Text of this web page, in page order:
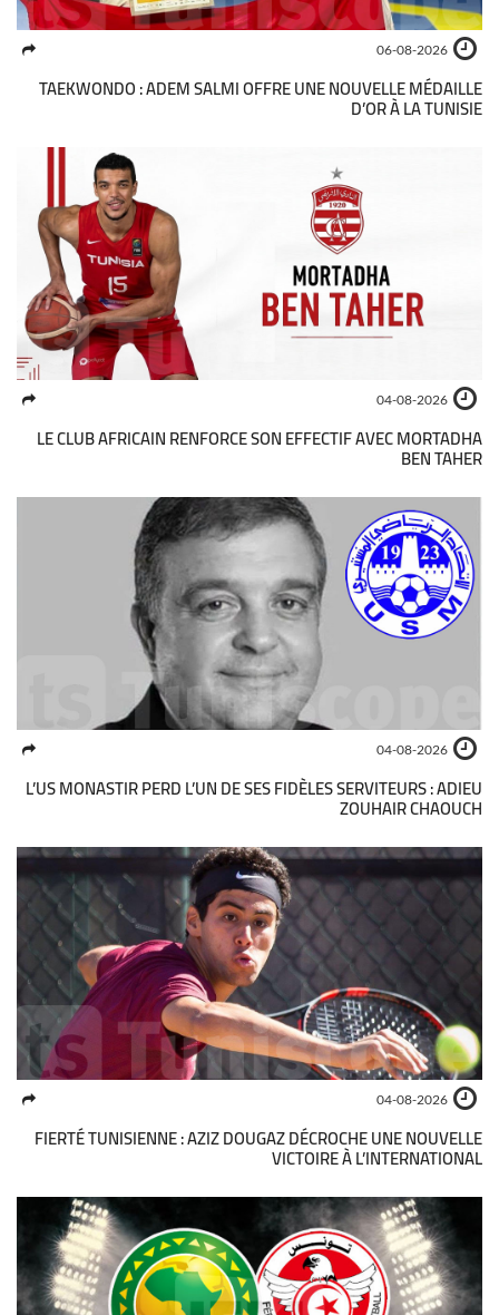
06-08-2026
TAEKWONDO : ADEM SALMI OFFRE UNE NOUVELLE MÉDAILLE
D’OR À LA TUNISIE
04-08-2026
LE CLUB AFRICAIN RENFORCE SON EFFECTIF AVEC MORTADHA
BEN TAHER
04-08-2026
L’US MONASTIR PERD L’UN DE SES FIDÈLES SERVITEURS : ADIEU
ZOUHAIR CHAOUCH
04-08-2026
FIERTÉ TUNISIENNE : AZIZ DOUGAZ DÉCROCHE UNE NOUVELLE
VICTOIRE À L’INTERNATIONAL